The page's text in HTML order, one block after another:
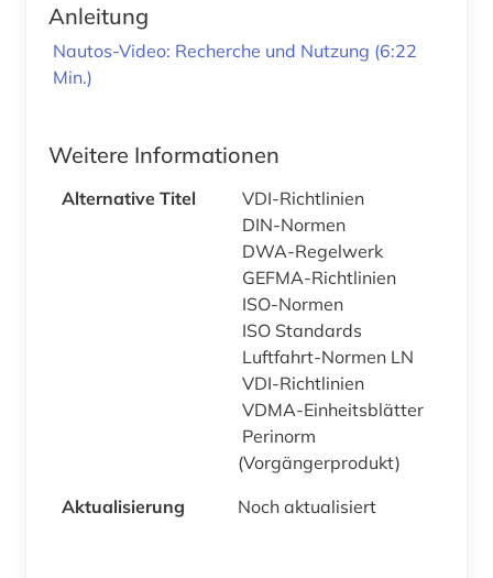
Anleitung
Nautos-Video: Recherche und Nutzung (6:22
Min.)
Weitere Informationen
Alternative Titel
VDI-Richtlinien
DIN-Normen
DWA-Regelwerk
GEFMA-Richtlinien
ISO-Normen
ISO Standards
Luftfahrt-Normen LN
VDI-Richtlinien
VDMA-Einheitsblätter
Perinorm
(Vorgängerprodukt)
Aktualisierung
Noch aktualisiert